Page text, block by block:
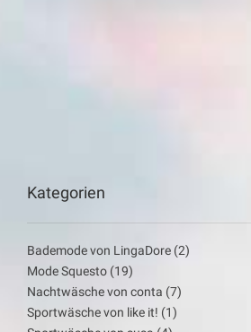
Kategorien
Bademode von LingaDore (2)
Mode Squesto (19)
Nachtwäsche von conta (7)
Sportwäsche von like it! (1)